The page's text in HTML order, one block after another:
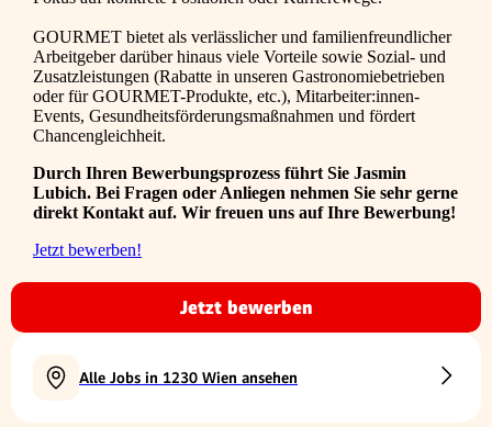
GOURMET bietet als verlässlicher und familienfreundlicher
Arbeitgeber darüber hinaus viele Vorteile sowie Sozial- und
Zusatzleistungen (Rabatte in unseren Gastronomiebetrieben
oder für GOURMET-Produkte, etc.), Mitarbeiter:innen-
Events, Gesundheitsförderungsmaßnahmen und fördert
Chancengleichheit.
Durch Ihren Bewerbungsprozess führt Sie Jasmin
Lubich. Bei Fragen oder Anliegen nehmen Sie sehr gerne
direkt Kontakt auf. Wir freuen uns auf Ihre Bewerbung!
Jetzt bewerben!
Jetzt bewerben
Alle Jobs in 1230 Wien ansehen